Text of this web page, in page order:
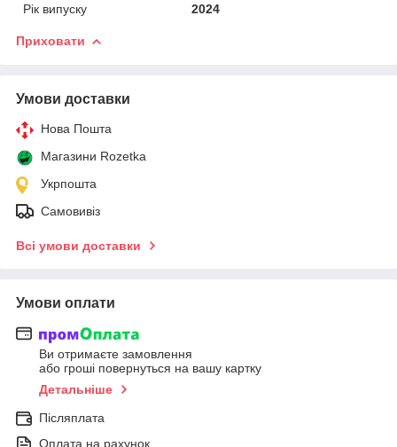
Рік випуску
2024
Приховати
Умови доставки
Нова Пошта
Магазини Rozetka
Укрпошта
Самовивіз
Всі умови доставки
Умови оплати
Ви отримаєте замовлення
або гроші повернуться на вашу картку
Детальніше
Післяплата
Оплата на рахунок